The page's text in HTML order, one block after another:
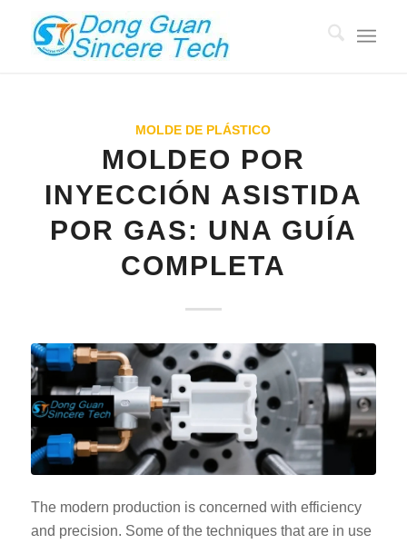
MOLDE DE PLÁSTICO
MOLDEO POR
INYECCIÓN ASISTIDA
POR GAS: UNA GUÍA
COMPLETA
The modern production is concerned with efficiency
and precision. Some of the techniques that are in use